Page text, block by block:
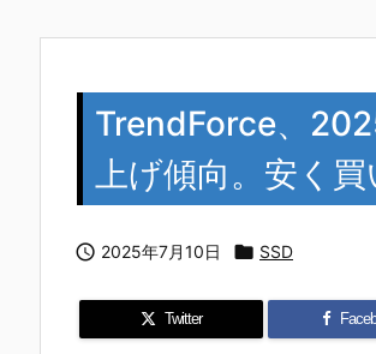
TrendForce、
上げ傾向。安く
 2025年7月10日  SSD
Twitter